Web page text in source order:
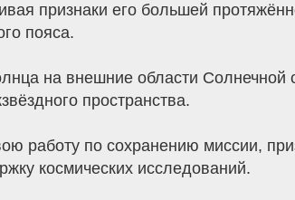
признаки его большей
пояса.
на внешние области
пространства.
работу по сохранению миссии,
космических исследований.